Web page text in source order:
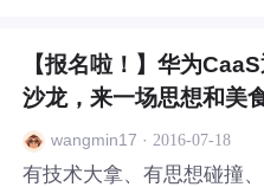
【报名啦！】华为
沙龙，来一场思想和美
wangmin17 · 2016-07-18
有技术大拿、有思想碰撞